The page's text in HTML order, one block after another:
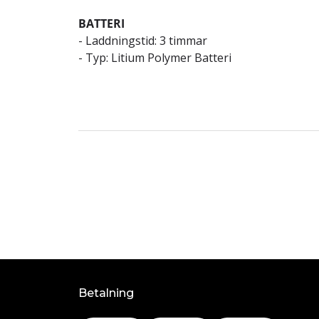
BATTERI
- Laddningstid: 3 timmar
- Typ: Litium Polymer Batteri
Betalning